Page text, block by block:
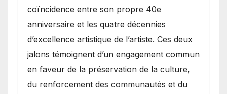
coïncidence entre son propre 40e
anniversaire et les quatre décennies
d’excellence artistique de l’artiste. Ces deux
jalons témoignent d’un engagement commun
en faveur de la préservation de la culture,
du renforcement des communautés et du